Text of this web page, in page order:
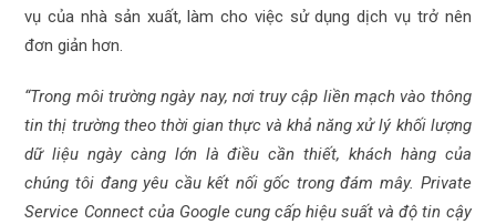
vụ của nhà sản xuất, làm cho việc sử dụng dịch vụ trở nên
đơn giản hơn.
“Trong môi trường ngày nay, nơi truy cập liền mạch vào thông
tin thị trường theo thời gian thực và khả năng xử lý khối lượng
dữ liệu ngày càng lớn là điều cần thiết, khách hàng của
chúng tôi đang yêu cầu kết nối gốc trong đám mây. Private
Service Connect của Google cung cấp hiệu suất và độ tin cậy